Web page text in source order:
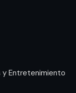
y Entretenimiento